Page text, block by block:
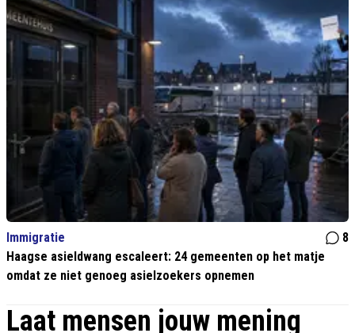
Immigratie
8
Haagse asieldwang escaleert: 24 gemeenten op het matje
omdat ze niet genoeg asielzoekers opnemen
Laat mensen jouw mening